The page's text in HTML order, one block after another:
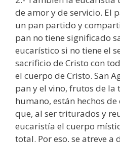
de amor y de servicio. El
un pan partido y
pan no tiene significado
eucarístico si no tiene el
sacrificio de Cristo con
el cuerpo de Cristo. San
pan y el vino, frutos de
humano, están hechos
que, al ser triturados y
eucaristía el cuerpo
total. Por eso, se atreve a